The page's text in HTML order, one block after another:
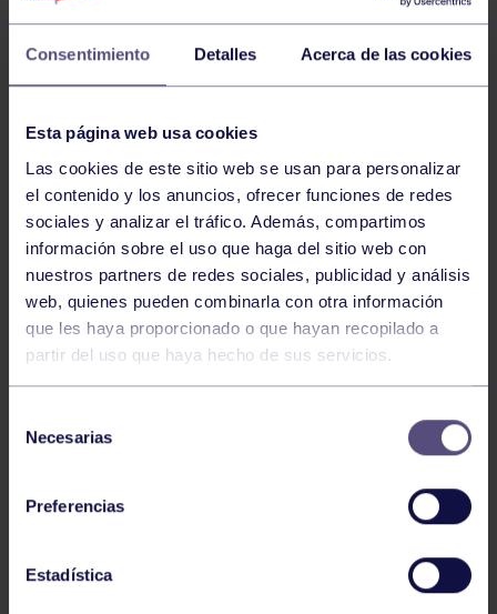
Consentimiento Detalles Acerca de las cookies
Esta página web usa cookies
Las cookies de este sitio web se usan para personalizar
el contenido y los anuncios, ofrecer funciones de redes
sociales y analizar el tráfico. Además, compartimos
información sobre el uso que haga del sitio web con
nuestros partners de redes sociales, publicidad y análisis
web, quienes pueden combinarla con otra información
que les haya proporcionado o que hayan recopilado a
partir del uso que haya hecho de sus servicios.
Necesarias
Preferencias
Estadística
Voleibol 27 Abr 2026
CAMPEONAS DE ASTURIAS